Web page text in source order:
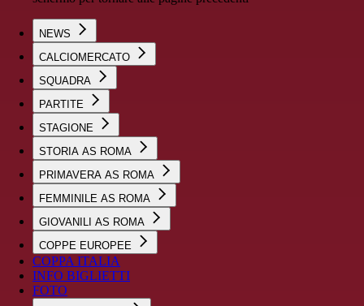
NEWS
CALCIOMERCATO
SQUADRA
PARTITE
STAGIONE
STORIA AS ROMA
PRIMAVERA AS ROMA
FEMMINILE AS ROMA
GIOVANILI AS ROMA
COPPE EUROPEE
COPPA ITALIA
INFO BIGLIETTI
FOTO